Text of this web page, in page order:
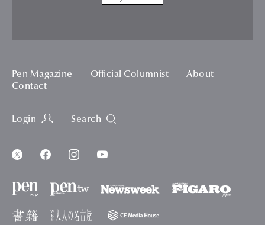
Pen Magazine Official Columnist
About
Contact
Login Search